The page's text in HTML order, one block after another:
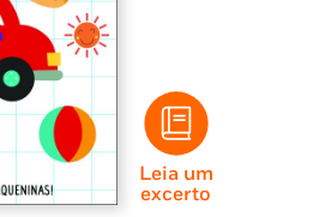
Leia um
excerto